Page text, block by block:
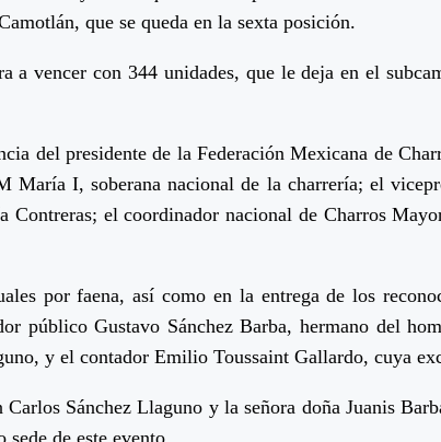
que se queda en la sexta posición.
a vencer con 344 unidades, que le deja en el
del presidente de la Federación Mexicana de
I, soberana nacional de la charrería; el
Contreras; el coordinador nacional de Charros
por faena, así como en la entrega de los
público Gustavo Sánchez Barba, hermano del
y el contador Emilio Toussaint Gallardo, cuya
Sánchez Llaguno y la señora doña Juanis
de este evento.